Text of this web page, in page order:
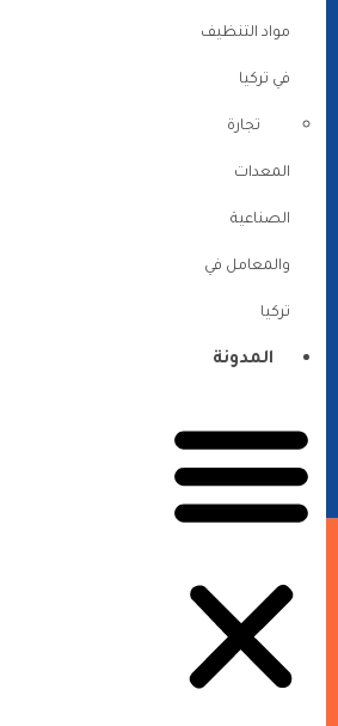
مواد التنظيف
في تركيا
تجارة
المعدات
الصناعية
والمعامل في
تركيا
المدونة